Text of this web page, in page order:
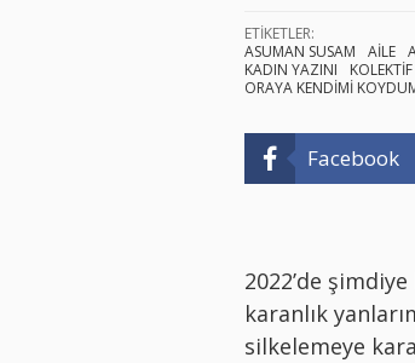
ETİKETLER:
ASUMAN SUSAM
AİLE
KADIN YAZINI
ORAYA KENDİMİ
Facebook
2022’de
karanlık
silkelemeye